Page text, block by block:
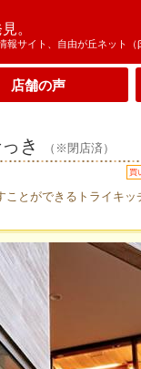
。
報サイト、自由が丘ネット（
店舗の声
き （※閉店済）
買
ことができるトライキ